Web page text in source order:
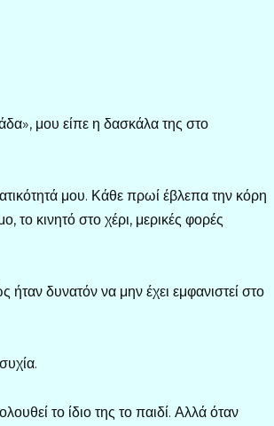
μου είπε η δασκάλα της στο
μου. Κάθε πρωί έβλεπα την κόρη
το κινητό στο χέρι, μερικές φορές
δυνατόν να μην έχει εμφανιστεί στο
το ίδιο της το παιδί. Αλλά όταν